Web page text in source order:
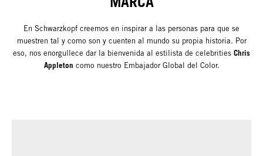
En Schwarzkopf creemos en inspirar a las personas para que se
muestren tal y como son y cuenten al mundo su propia historia. Por
eso, nos enorgullece dar la bienvenida al estilista de celebrities Chris
Appleton como nuestro Embajador Global del Color.